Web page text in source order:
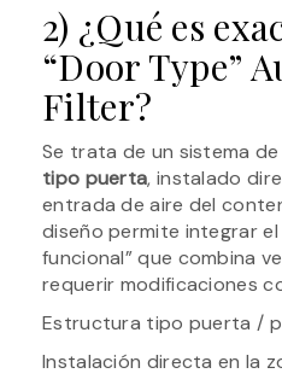
2) ¿Qué es
“Door Type”
Filter?
Se trata de un sistema
tipo puerta, instalado
entrada de aire del
diseño permite integrar
funcional” que combina
requerir modificaciones
Estructura tipo puerta /
Instalación directa en la